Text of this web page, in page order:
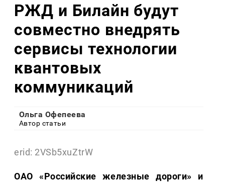
РЖД и Билайн будут
совместно внедрять
сервисы технологии
квантовых
коммуникаций
Ольга Офепеева
Автор статьи
erid: 2VSb5xuZtrW
ОАО «Российские железные дороги» и